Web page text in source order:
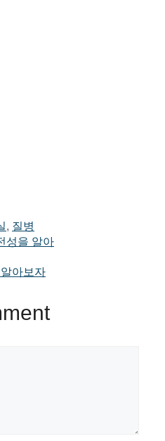
, 질병
성을 알아
아보자